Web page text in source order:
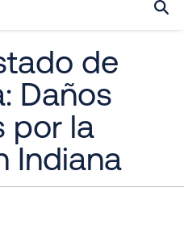
de
Daños
por la
Indiana